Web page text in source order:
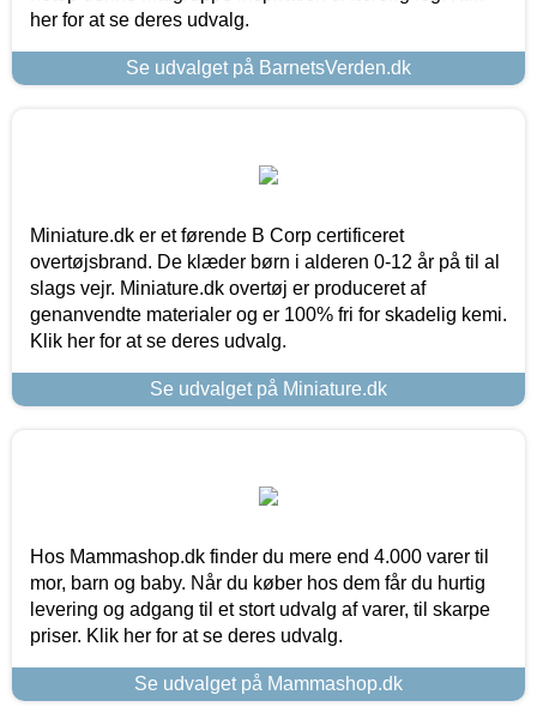
her for at se deres udvalg.
Se udvalget på BarnetsVerden.dk
Miniature.dk er et førende B Corp certificeret
overtøjsbrand. De klæder børn i alderen 0-12 år på til al
slags vejr. Miniature.dk overtøj er produceret af
genanvendte materialer og er 100% fri for skadelig kemi.
Klik her for at se deres udvalg.
Se udvalget på Miniature.dk
Hos Mammashop.dk finder du mere end 4.000 varer til
mor, barn og baby. Når du køber hos dem får du hurtig
levering og adgang til et stort udvalg af varer, til skarpe
priser. Klik her for at se deres udvalg.
Se udvalget på Mammashop.dk